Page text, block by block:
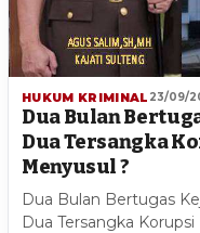
HUKUM KRIMINAL 23/09/
Dua Bulan
Dua Tersangka
Menyusul ?
Dua Bulan Bertugas
Dua Tersangka